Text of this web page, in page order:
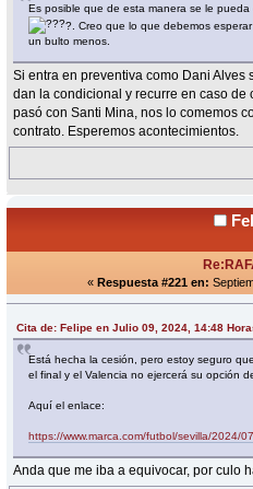
Es posible que de esta manera se le
?. Creo que lo que debemos
un bulto menos.
Si entra en preventiva como Dani Alves
dan la condicional y recurre en caso de
pasó con Santi Mina, nos lo comemos
contrato. Esperemos acontecimientos.
« Respuesta #221 en:
Cita de: Felipe en Julio 09, 2024, 14:48
Está hecha la cesión, pero estoy seguro
el final y el Valencia no ejercerá su opción
Aquí el enlace:
https://www.marca.com/futbol/sevilla/2024/
Anda que me iba a equivocar, por culo